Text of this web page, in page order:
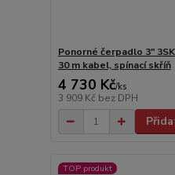
Ponorné čerpadlo 3"
30 m kabel, spínací skříň
4 730 Kč/ks
3 909 Kč bez DPH
TOP produkt